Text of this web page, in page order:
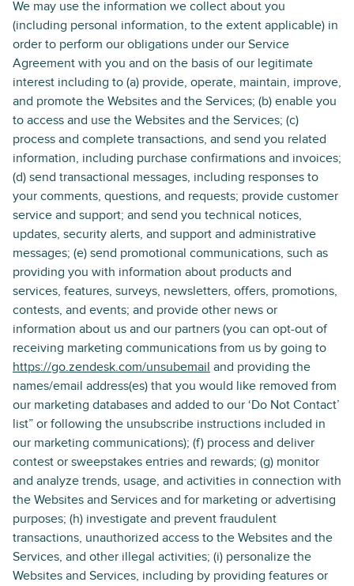
We may use the information we collect about you
(including personal information, to the extent applicable) in
order to perform our obligations under our Service
Agreement with you and on the basis of our legitimate
interest including to (a) provide, operate, maintain, improve,
and promote the Websites and the Services; (b) enable you
to access and use the Websites and the Services; (c)
process and complete transactions, and send you related
information, including purchase confirmations and invoices;
(d) send transactional messages, including responses to
your comments, questions, and requests; provide customer
service and support; and send you technical notices,
updates, security alerts, and support and administrative
messages; (e) send promotional communications, such as
providing you with information about products and
services, features, surveys, newsletters, offers, promotions,
contests, and events; and provide other news or
information about us and our partners (you can opt-out of
receiving marketing communications from us by going to
https://go.zendesk.com/unsubemail and providing the
names/email address(es) that you would like removed from
our marketing databases and added to our ‘Do Not Contact’
list” or following the unsubscribe instructions included in
our marketing communications); (f) process and deliver
contest or sweepstakes entries and rewards; (g) monitor
and analyze trends, usage, and activities in connection with
the Websites and Services and for marketing or advertising
purposes; (h) investigate and prevent fraudulent
transactions, unauthorized access to the Websites and the
Services, and other illegal activities; (i) personalize the
Websites and Services, including by providing features or